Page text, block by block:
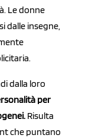
Le donne
dalle insegne,
dalla loro
per
Risulta
che puntano